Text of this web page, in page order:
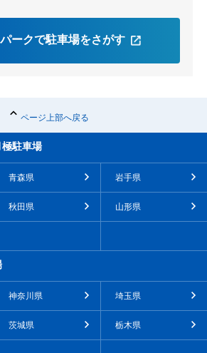
ークで駐車場をさがす
ページ上部へ戻る
駐車場
青森県 岩手県
秋田県 山形県
神奈川県 埼玉県
茨城県 栃木県